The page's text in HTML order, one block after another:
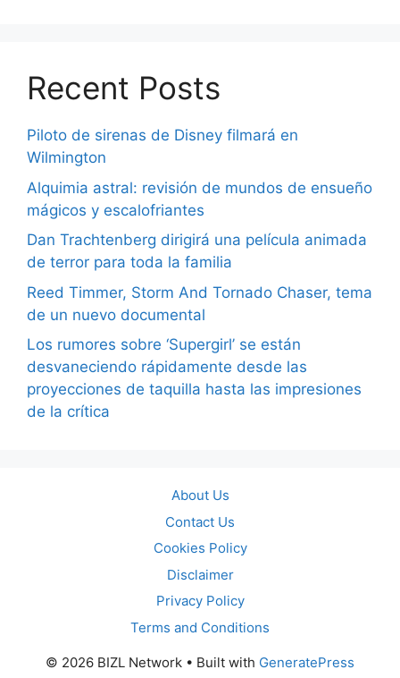
Recent Posts
Piloto de sirenas de Disney filmará en
Wilmington
Alquimia astral: revisión de mundos de ensueño
mágicos y escalofriantes
Dan Trachtenberg dirigirá una película animada
de terror para toda la familia
Reed Timmer, Storm And Tornado Chaser, tema
de un nuevo documental
Los rumores sobre ‘Supergirl’ se están
desvaneciendo rápidamente desde las
proyecciones de taquilla hasta las impresiones
de la crítica
About Us
Contact Us
Cookies Policy
Disclaimer
Privacy Policy
Terms and Conditions
© 2026 BIZL Network • Built with GeneratePress